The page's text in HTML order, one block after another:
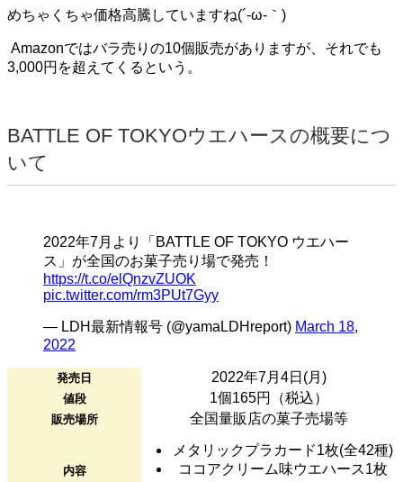
めちゃくちゃ価格高騰していますね(´-ω-｀)
Amazonではバラ売りの10個販売がありますが、それでも
3,000円を超えてくるという。
BATTLE OF TOKYOウエハースの概要につ
いて
2022年7月より「BATTLE OF TOKYO ウエハー
ス」が全国のお菓子売り場で発売！
https://t.co/elQnzvZUOK
pic.twitter.com/rm3PUt7Gyy
— LDH最新情報号 (@yamaLDHreport) March 18,
2022
発売日 2022年7月4日(月)
値段 1個165円（税込）
販売場所 全国量販店の菓子売場等
内容
メタリックプラカード1枚(全42種)
ココアクリーム味ウエハース1枚